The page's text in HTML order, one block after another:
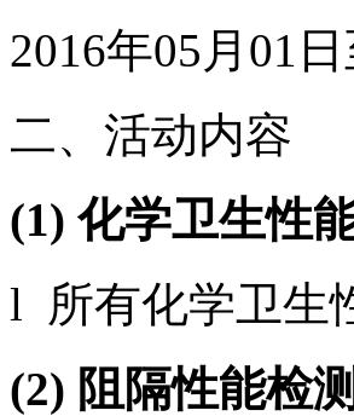
2016年05月01
二、活动内容
(1) 化学卫生性
l 所有化学卫生
(2) 阻隔性能检